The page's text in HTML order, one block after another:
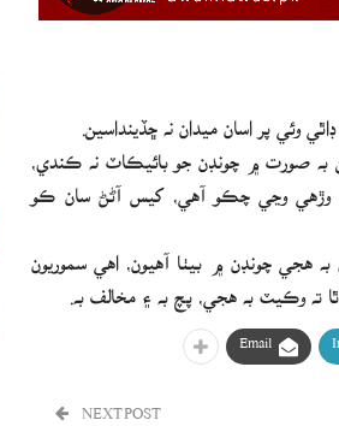
وئي پر اسان ميدان نه ڇڏينداسين.
به صورت ۾ چونڊن جو بائيڪاٽ نه ڪندي،
وڙهي وڃي چڪو آهي، کيس آڻڻ سان ڪو
هجي چونڊن ۾ بيٺا آهيون، اهي سموريون
ته وڪيٽ به هجي، پچ به ۽ مخالف به.
Email
NEXT POST